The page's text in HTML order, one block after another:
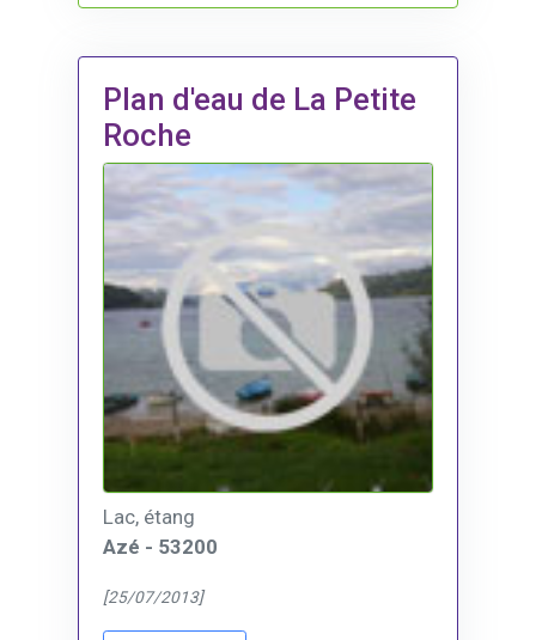
Plan d'eau de La Petite
Roche
Lac, étang
Azé - 53200
[25/07/2013]